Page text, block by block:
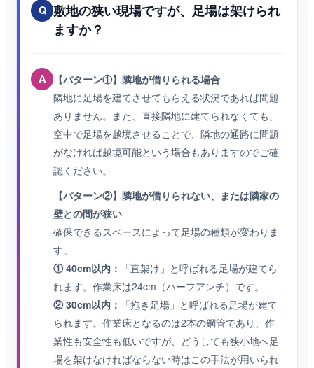
Q 敷地の狭い現場ですが、足場は架けられ
ますか？
A
【パターン①】隣地が借りられる場合
隣地に足場を建てさせてもらえる状況であれば問題
ありません。また、直接隣地に建てられなくても、
空中で足場を越境させることで、隣地の通路に問題
がなければ越境可能という場合もありますのでご確
認ください。
【パターン②】隣地が借りられない、または隣家の
壁との間が狭い
確保できるスペースによって足場の種類が変わりま
す。
① 40cm以内：
「直架け」と呼ばれる足場が建てら
れます。作業床は24cm（ハーフアンチ）です。
② 30cm以内：
「抱き足場」と呼ばれる足場が建て
られます。作業床となるのは2本の鋼管であり、作
業性も安全性も低いですが、どうしても狭小地へ足
場を架けなければならない時はこの手法が用いられ